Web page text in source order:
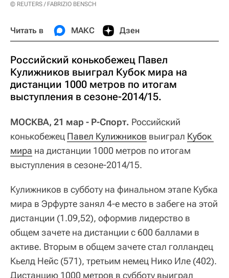
© REUTERS / FABRIZIO BENSCH
Читать в МАКС Дзен
Российский конькобежец Павел
Кулижников выиграл Кубок мира на
дистанции 1000 метров по итогам
выступления в сезоне-2014/15.
МОСКВА, 21 мар - Р-Спорт. Российский
конькобежец Павел Кулижников выиграл Кубок
мира на дистанции 1000 метров по итогам
выступления в сезоне-2014/15.
Кулижников в субботу на финальном этапе Кубка
мира в Эрфурте занял 4-е место в забеге на этой
дистанции (1.09,52), оформив лидерство в
общем зачете на дистанции с 600 баллами в
активе. Вторым в общем зачете стал голландец
Кьелд Нейс (571), третьим немец Нико Иле (402).
Дистанцию 1000 метров в субботу выиграл